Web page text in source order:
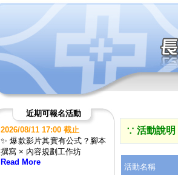
近期可報名活動
2026/08/11 17:00 截止
✨ 爆款影片其實有公式？腳本
撰寫 × 內容規劃工作坊
Read More
∵ 活動說明
活動名稱